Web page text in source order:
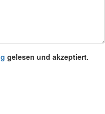
gelesen und akzeptiert.